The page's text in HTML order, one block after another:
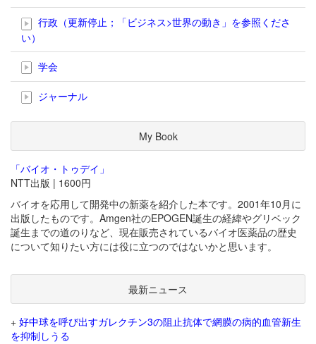
行政（更新停止；「ビジネス>世界の動き」を参照くださ
い）
学会
ジャーナル
My Book
「バイオ・トゥデイ」
NTT出版 | 1600円
バイオを応用して開発中の新薬を紹介した本です。2001年10月に
出版したものです。Amgen社のEPOGEN誕生の経緯やグリベック
誕生までの道のりなど、現在販売されているバイオ医薬品の歴史
について知りたい方には役に立つのではないかと思います。
最新ニュース
+ 好中球を呼び出すガレクチン3の阻止抗体で網膜の病的血管新生
を抑制しうる